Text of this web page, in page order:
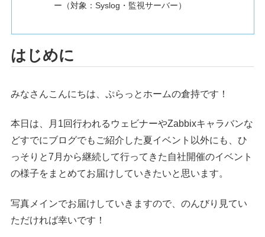
ー（対象：Syslog・監視サーバー）
はじめに
みなさんこんにちは、ぷらっとホームの倉持です！
本日は、月1回行われるウェビナーやZabbixキャラバンな
どすでにブログでもご紹介した夏イベント以外にも、ひ
っそりと7月から継続して行ってきた自社開催のイベント
の様子をまとめてお届けしていきたいと思います。
写真メインでお届けしていきますので、のんびり見てい
ただければ幸いです！